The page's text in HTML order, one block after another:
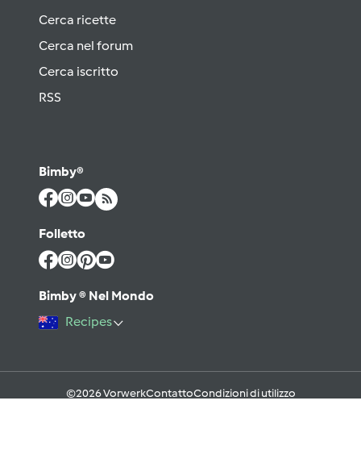
Cerca ricette
Cerca nel forum
Cerca iscritto
RSS
Bimby®
Folletto
Bimby ® Nel Mondo
Recipes
©2026 VorwerkContattoCondizioni di utilizzo